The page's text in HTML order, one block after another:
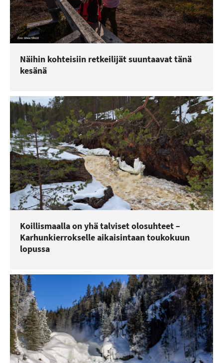
Näihin kohteisiin retkeilijät suuntaavat tänä
kesänä
Koillismaalla on yhä talviset olosuhteet –
Karhunkierrokselle aikaisintaan toukokuun
lopussa